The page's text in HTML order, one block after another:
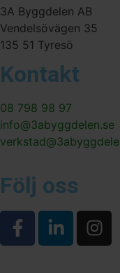
3A Byggdelen AB
Vendelsövägen 35
135 51 Tyresö
Kontakt
08 798 98 97
info@3abyggdelen.se
Följ oss